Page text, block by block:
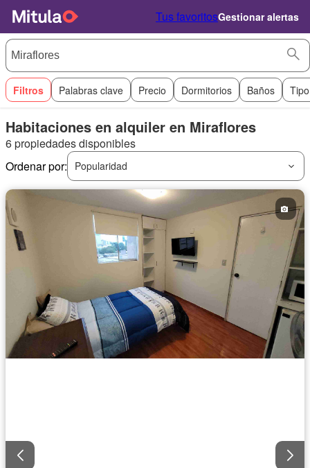
Tus favoritosGestionar alertas
Filtros Palabras clave Precio Dormitorios Baños
Habitaciones en alquiler en Miraflores
6 propiedades disponibles
Ordenar por:
Popularidad